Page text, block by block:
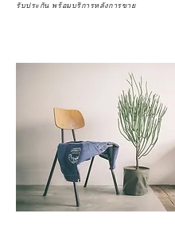
รับประกัน พร้อมบริการหลังการขาย